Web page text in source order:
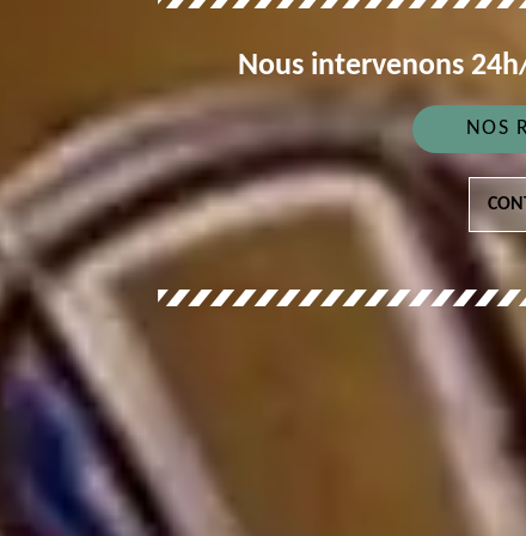
Nous intervenons
NOS